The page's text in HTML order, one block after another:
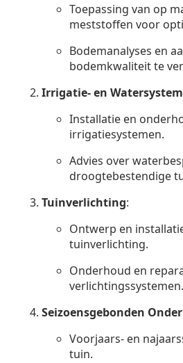
Toepassing van op
meststoffen voor
Bodemanalyses en
bodemkwaliteit te
Irrigatie- en
Installatie en
irrigatiesystemen.
Advies over
droogtebestendige
Tuinverlichting:
Ontwerp en
tuinverlichting.
Onderhoud en
verlichtingssystemen.
Seizoensgebonden
Voorjaars- en
tuin.